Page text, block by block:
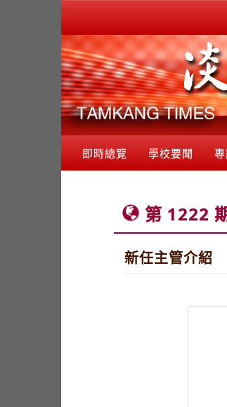
即時總覽 學校要聞
第 1222
新任主管介紹